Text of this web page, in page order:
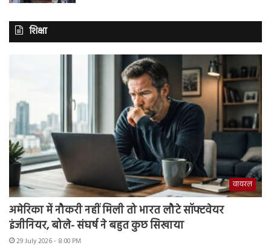
शिक्षा
वायरल
अमेरिका में नौकरी नहीं मिली तो भारत लौटे सॉफ्टवेयर
इंजीनियर, बोले- संघर्ष ने बहुत कुछ सिखाया
29 July 2026 - 8:00 PM